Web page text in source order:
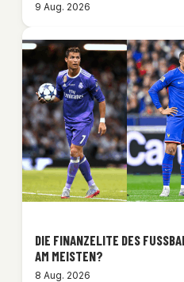
9 Aug. 2026
DIE FINANZELITE DES
M MEISTEN?
8 Aug. 2026